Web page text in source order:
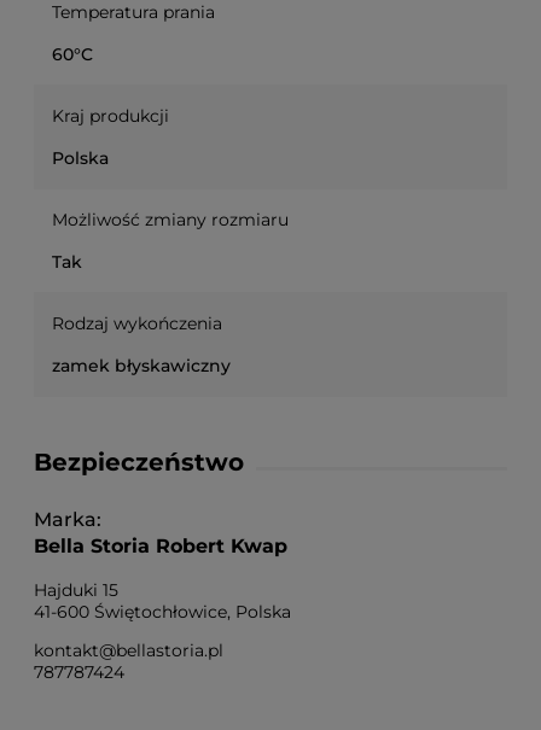
Temperatura prania
60°C
Kraj produkcji
Polska
Możliwość zmiany rozmiaru
Tak
Rodzaj wykończenia
zamek błyskawiczny
Bezpieczeństwo
Marka
Bella Storia Robert Kwap
Hajduki 15
41-600 Świętochłowice, Polska
kontakt@bellastoria.pl
787787424